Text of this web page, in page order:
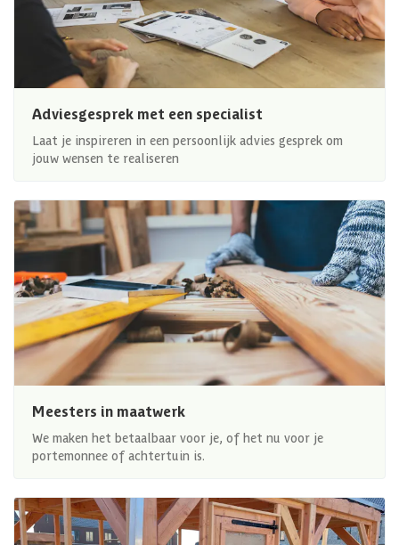
Adviesgesprek met een specialist
Laat je inspireren in een persoonlijk advies gesprek om
jouw wensen te realiseren
Meesters in maatwerk
We maken het betaalbaar voor je, of het nu voor je
portemonnee of achtertuin is.